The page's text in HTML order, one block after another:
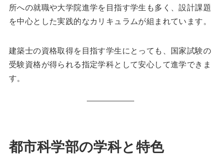
所への就職や大学院進学を目指す学生も多く、設計課題
を中心とした実践的なカリキュラムが組まれています。
建築士の資格取得を目指す学生にとっても、国家試験の
受験資格が得られる指定学科として安心して進学できま
す。
都市科学部の学科と特色